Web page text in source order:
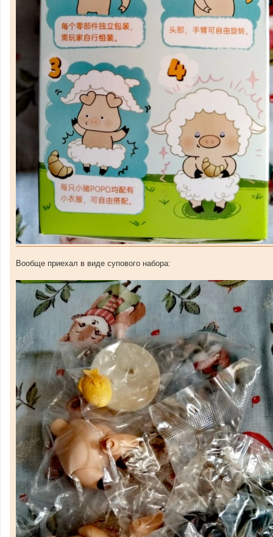
Вообще приехал в виде супового набора: